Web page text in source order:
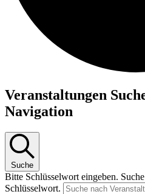
Veranstaltungen
für
März
2025
Veranstaltungen
Navigation
Suche
Bitte Schlüsselwort eingeben.
Schlüsselwort.